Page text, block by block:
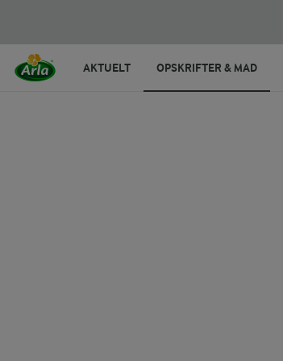
AKTUELT OPSKRIFTER & MAD